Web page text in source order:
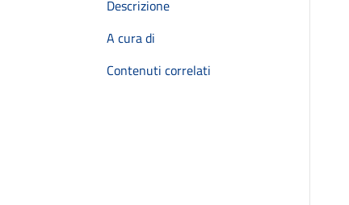
Descrizione
A cura di
Contenuti correlati